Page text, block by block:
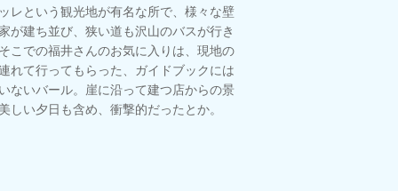
レという観光地が有名な所で、様々な壁
が建ち並び、狭い道も沢山のバスが行き
こでの福井さんのお気に入りは、現地の
れて行ってもらった、ガイドブックには
ないバール。崖に沿って建つ店からの景
しい夕日も含め、衝撃的だったとか。